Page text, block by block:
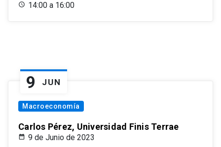
14:00 a 16:00
9 JUN
Macroeconomía
Carlos Pérez, Universidad Finis Terrae
9 de Junio de 2023